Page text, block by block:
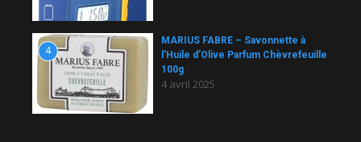
4
MARIUS FABRE – Savonnette à
l’Huile d’Olive Parfum Chèvrefeuille
100g
4 avril 2025